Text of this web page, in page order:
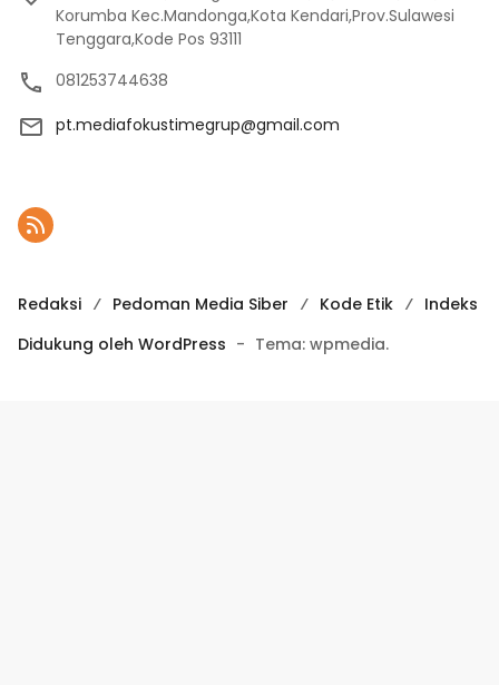
Korumba Kec.Mandonga,Kota Kendari,Prov.Sulawesi
Tenggara,Kode Pos 93111
081253744638
pt.mediafokustimegrup@gmail.com
Redaksi Pedoman Media Siber Kode Etik
Indeks
Didukung oleh WordPress - Tema: wpmedia.